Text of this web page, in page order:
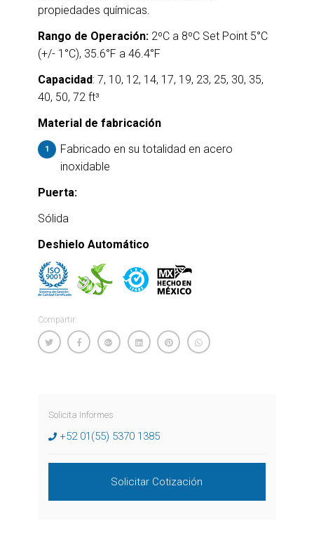
propiedades químicas.
Rango de Operación:2ºC a 8ºC Set Point 5°C
(+/- 1°C), 35.6°F a 46.4°F
Capacidad: 7, 10, 12, 14, 17, 19, 23, 25, 30, 35,
40, 50, 72 ft³
Material de fabricación
Fabricado en su totalidad en acero
inoxidable
Puerta:
Sólida
Deshielo Automático
Compartir:
Solicita Informes
+52 01(55) 5370 1385
Solicitar Cotización